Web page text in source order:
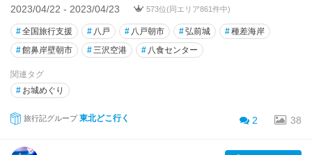
2023/04/22 - 2023/04/23 573位(同エリア861件中)
#全国旅行支援 # 八戸 # 八戸朝市 #弘前城 #種差海岸
#館鼻岸壁朝市 #三沢空港 # 八食センター
関連タグ
# お城めぐり
旅行記グループ 東北どこ行く 2 38